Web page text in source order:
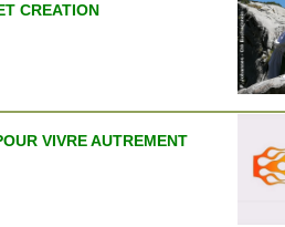
CREATION
VIVRE AUTREMENT